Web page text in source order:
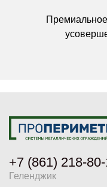
Премиальное
+7 (861) 218-
Геленджик